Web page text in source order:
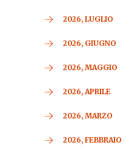
2026, LUGLIO
2026, GIUGNO
2026, MAGGIO
2026, APRILE
2026, MARZO
2026, FEBBRAIO